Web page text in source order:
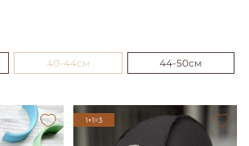
40-44см 44-50см
1+1=3